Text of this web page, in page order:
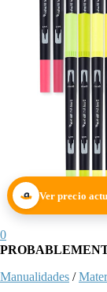
Ver precio
0
Manualidades /